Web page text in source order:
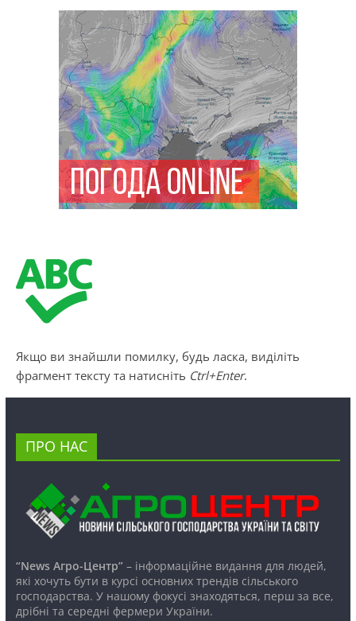
Якщо ви знайшли помилку, будь ласка, виділіть
фрагмент тексту та натисніть Ctrl+Enter.
ПРО НАС
“News Агро-Центр”– інформаційне видання для людей,
які хочуть бути в курсі основних трендів сільського
господарства. У нашому фокусі знаходяться, перш за все,
дрібні та середні фермери України.